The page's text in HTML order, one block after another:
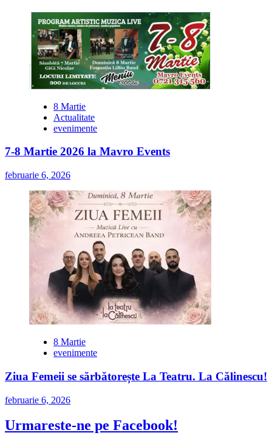
8 Martie
Actualitate
evenimente
7-8 Martie 2026 la Mavro Events
februarie 6, 2026
8 Martie
evenimente
Ziua Femeii se sărbătorește La Teatru. La Călinescu!
februarie 6, 2026
Urmareste-ne pe Facebook!